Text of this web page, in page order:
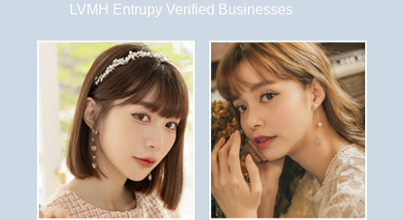
LVMH Entrupy Verified Businesses